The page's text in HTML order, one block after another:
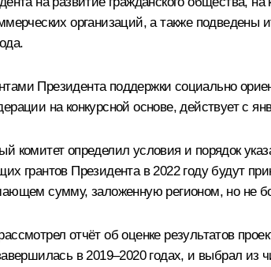
организаций, а также
Президента поддержки социально
на конкурсной основе, действует с
комитет определил условия и порядок
грантов Президента в 2022 году будут
сумму, заложенную регионом, но не
отчёт об оценке результатов
в 2019–2020 годах, и выбрал из